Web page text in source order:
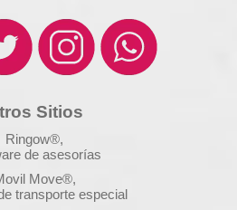
Sitios
Ringow®,
de asesorías
Move®,
transporte especial